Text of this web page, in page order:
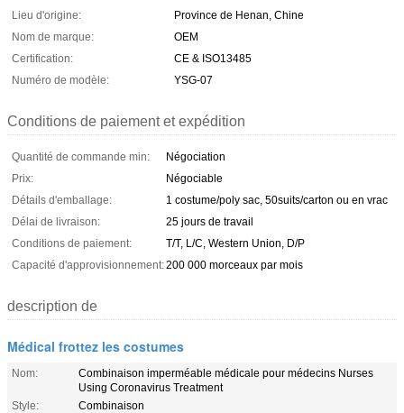
Lieu d'origine:
Province de Henan, Chine
Nom de marque:
OEM
Certification:
CE & ISO13485
Numéro de modèle:
YSG-07
Conditions de paiement et expédition
Quantité de commande min:
Négociation
Prix:
Négociable
Détails d'emballage:
1 costume/poly sac, 50suits/carton ou en vrac
Délai de livraison:
25 jours de travail
Conditions de paiement:
T/T, L/C, Western Union, D/P
Capacité d'approvisionnement:200 000 morceaux par mois
description de
Médical frottez les costumes
Nom:
Combinaison imperméable médicale pour médecins Nurses
Using Coronavirus Treatment
Style:
Combinaison